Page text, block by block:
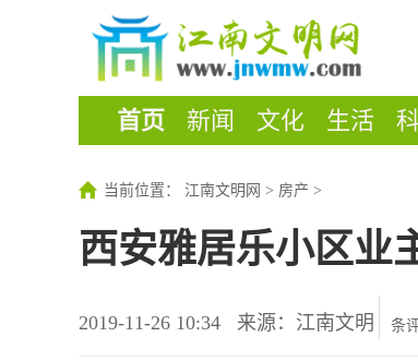
首页 新闻 文化 生活
当前位置： 江南文明网 > 房产 >
西安雅居乐小区业
2019-11-26 10:34 来源：江南文明 条